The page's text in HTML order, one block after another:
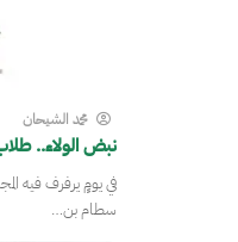
محمد الشيحان
نبض الولاء..
في يومٍ يرفرف فيه
سطام بن…